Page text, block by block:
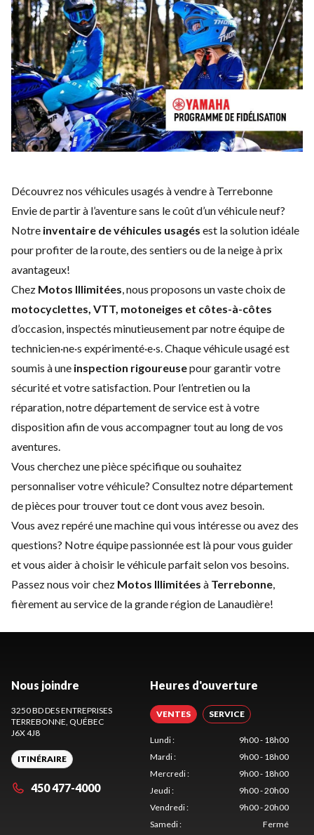
Découvrez nos véhicules usagés à vendre à Terrebonne
Envie de partir à l’aventure sans le coût d’unvéhicule neuf?
Notre inventaire de véhicules usagés est la solution idéale
pour profiter de la route, des sentiers ou de la neige à prix
avantageux!
Chez Motos Illimitées, nous proposons un vaste choix de
motocyclettes, VTT, motoneiges et côtes-à-côtes
d’occasion, inspectés minutieusement par notre équipe de
technicien·ne·s expérimenté·e·s. Chaque véhicule usagé est
soumis à une inspection rigoureusepour garantir votre
sécurité et votre satisfaction. Pour l’entretien ou la
réparation, notredépartement de serviceest à votre
disposition afin de vous accompagner tout au long de vos
aventures.
Vous cherchez une pièce spécifique ou souhaitez
personnaliser votre véhicule? Consultez notredépartement
de pièces pour trouver tout ce dont vous avez besoin.
Vous avez repéré une machine qui vous intéresse ou avez des
questions? Notre équipe passionnée est là pour vous guider
et vous aider à choisir le véhicule parfait selon vos besoins.
Passez nous voir chez Motos Illimitées à Terrebonne,
fièrement au service de la grande région de Lanaudière!
Nous joindre
3250 BD DES ENTREPRISES
TERREBONNE , QUÉBEC
J6X 4J8
ITINÉRAIRE
450 477-4000
Heures d'ouverture
VENTES SERVICE
Lundi:
9h00 - 18h00
Mardi:
9h00 - 18h00
Mercredi:
9h00 - 18h00
Jeudi:
9h00 - 20h00
Vendredi:
9h00 - 20h00
Samedi: Fermé